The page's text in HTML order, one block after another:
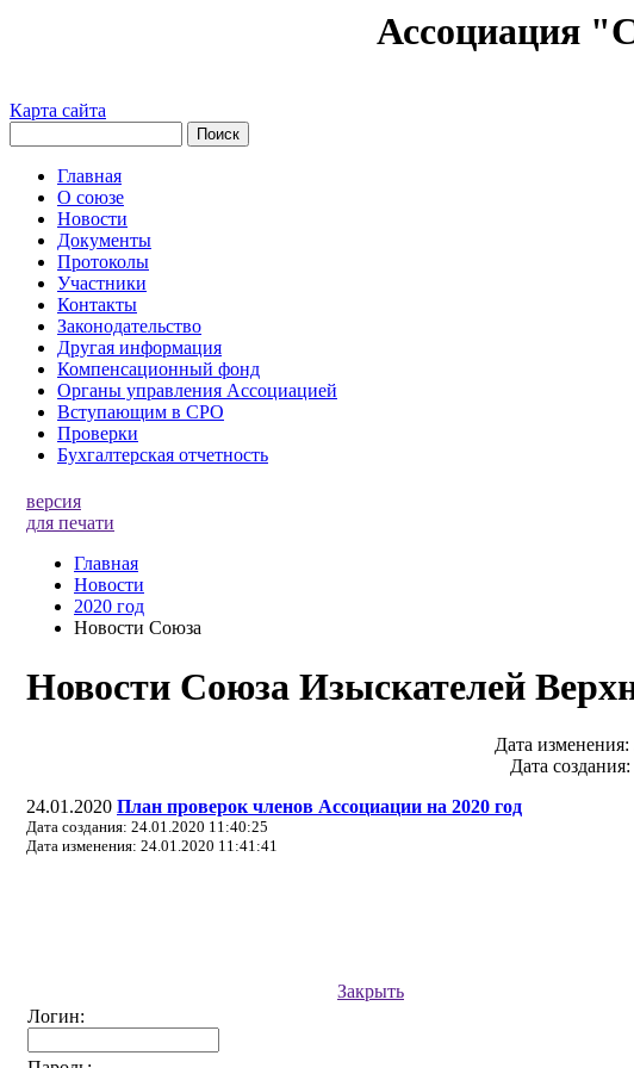
Ассоциация
Карта сайта
Главная
О союзе
Новости
Документы
Протоколы
Участники
Контакты
Законодательство
Другая информация
Компенсационный фонд
Органы управления Ассоциацией
Вступающим в СРО
Проверки
Бухгалтерская отчетность
версия
для печати
Главная
Новости
2020 год
Новости Союза
Новости Союза Изыскателей
Дата
Дата
24.01.2020 План проверок членов Ассоциации на 2020 год
Дата создания: 24.01.2020 11:40:25
Дата изменения: 24.01.2020 11:41:41
Закрыть
Логин: